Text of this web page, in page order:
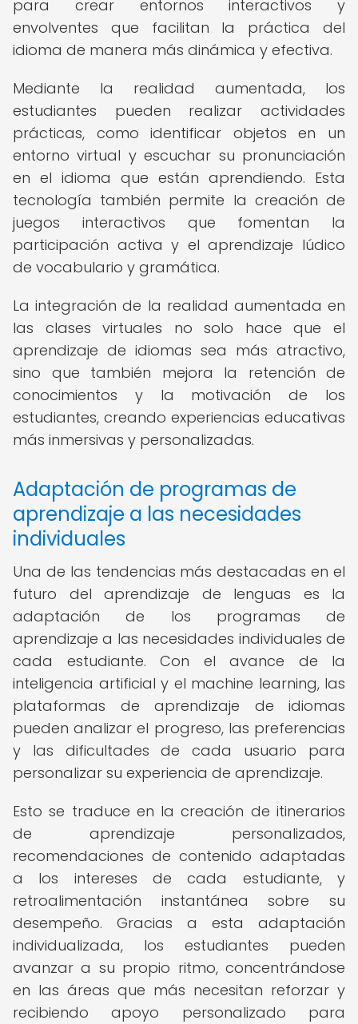
para crear entornos interactivos y
envolventes que facilitan la práctica del
idioma de manera más dinámica y efectiva.
Mediante la realidad aumentada, los
estudiantes pueden realizar actividades
prácticas, como identificar objetos en un
entorno virtual y escuchar su pronunciación
en el idioma que están aprendiendo. Esta
tecnología también permite la creación de
juegos interactivos que fomentan la
participación activa y el aprendizaje lúdico
de vocabulario y gramática.
La integración de la realidad aumentada en
las clases virtuales no solo hace que el
aprendizaje de idiomas sea más atractivo,
sino que también mejora la retención de
conocimientos y la motivación de los
estudiantes, creando experiencias educativas
más inmersivas y personalizadas.
Adaptación de programas de
aprendizaje a las necesidades
individuales
Una de las tendencias más destacadas en el
futuro del aprendizaje de lenguas es la
adaptación de los programas de
aprendizaje a las necesidades individuales de
cada estudiante. Con el avance de la
inteligencia artificial y el machine learning, las
plataformas de aprendizaje de idiomas
pueden analizar el progreso, las preferencias
y las dificultades de cada usuario para
personalizar su experiencia de aprendizaje.
Esto se traduce en la creación de itinerarios
de aprendizaje personalizados,
recomendaciones de contenido adaptadas
a los intereses de cada estudiante, y
retroalimentación instantánea sobre su
desempeño. Gracias a esta adaptación
individualizada, los estudiantes pueden
avanzar a su propio ritmo, concentrándose
en las áreas que más necesitan reforzar y
recibiendo apoyo personalizado para